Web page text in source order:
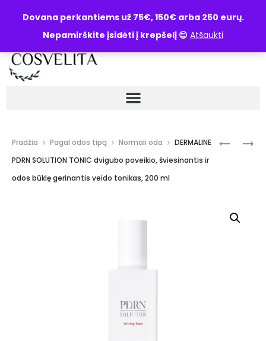
Dovana perkantiems už 75€, 150€ arba 250 eurų.
Nepamirškite įsidėti į krepšelį 😊 Atšaukti
UŽKLAUSA
Pradžia Pagal odos tipą Normali oda
DERMALINE
PDRN SOLUTION TONIC dvigubo poveikio, šviesinantis ir
odos būklę gerinantis veido tonikas, 200 ml